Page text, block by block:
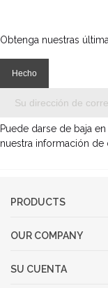
Obtenga nuestras
Puede darse de baja
nuestra información de
PRODUCTS
OUR COMPANY
SU CUENTA